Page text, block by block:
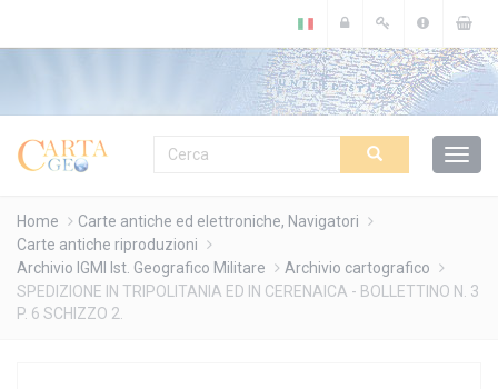
Home
Carte antiche ed elettroniche, Navigatori
Carte antiche riproduzioni
Archivio IGMI Ist. Geografico Militare
Archivio cartografico
SPEDIZIONE IN TRIPOLITANIA ED IN CERENAICA - BOLLETTINO N. 3
P. 6 SCHIZZO 2.